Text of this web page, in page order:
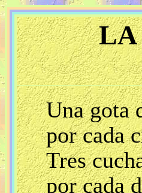
LA
Una gota
por cada
Tres
por cada